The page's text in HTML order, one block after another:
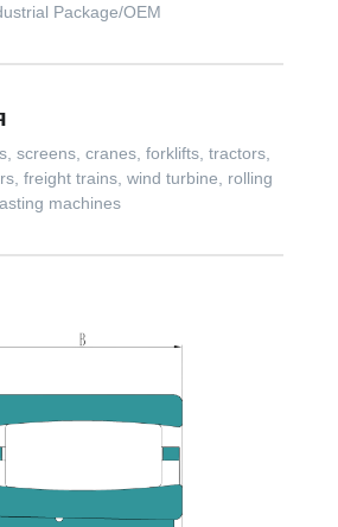
Package/OEM
screens, cranes, forklifts, tractors,
freight trains, wind turbine, rolling
machines